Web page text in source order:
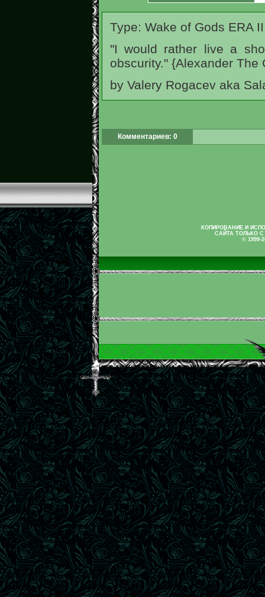
Type: Wake of Gods ERA II
"I would rather live a
obscurity." {Alexander The
by Valery Rogacev aka
Комментариев: 0
КОПИРОВАНИЕ И
САЙТА ТОЛЬКО
© 1999-